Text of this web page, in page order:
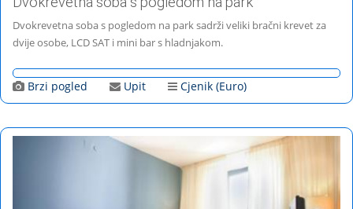
Dvokrevetna soba s pogledom na park sadrži veliki bračni krevet za
dvije osobe, LCD SAT i mini bar s hladnjakom.
Brzi pogled Upit Cjenik (Euro)